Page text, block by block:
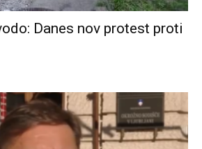
Danes nov protest proti